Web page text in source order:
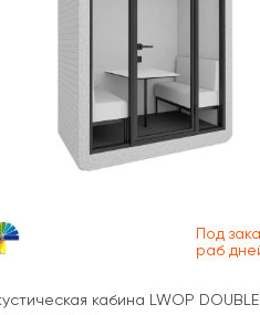
стенка стекло)
Под
раб
кабина LWOP